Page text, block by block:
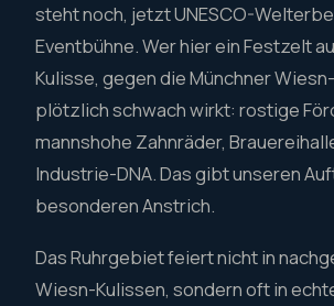
steht noch, jetzt UNESCO-
Eventbühne. Wer hier ein Festzelt
Kulisse, gegen die Münchner
plötzlich schwach wirkt: rostige
mannshohe Zahnräder,
Industrie-DNA. Das gibt unseren
besonderen Anstrich.
Das Ruhrgebiet feiert nicht in
Wiesn-Kulissen, sondern oft in